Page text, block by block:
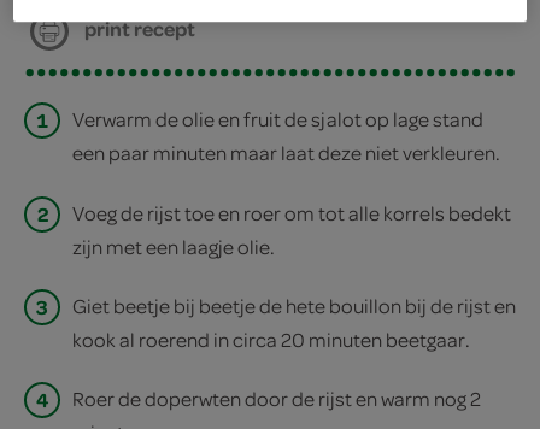
print recept
1
Verwarm de olie en fruit de sjalot op lage stand
een paar minuten maar laat deze niet verkleuren.
2
Voeg de rijst toe en roer om tot alle korrels bedekt
zijn met een laagje olie.
3
Giet beetje bij beetje de hete bouillon bij de rijst en
kook al roerend in circa 20 minuten beetgaar.
4
Roer de doperwten door de rijst en warm nog 2